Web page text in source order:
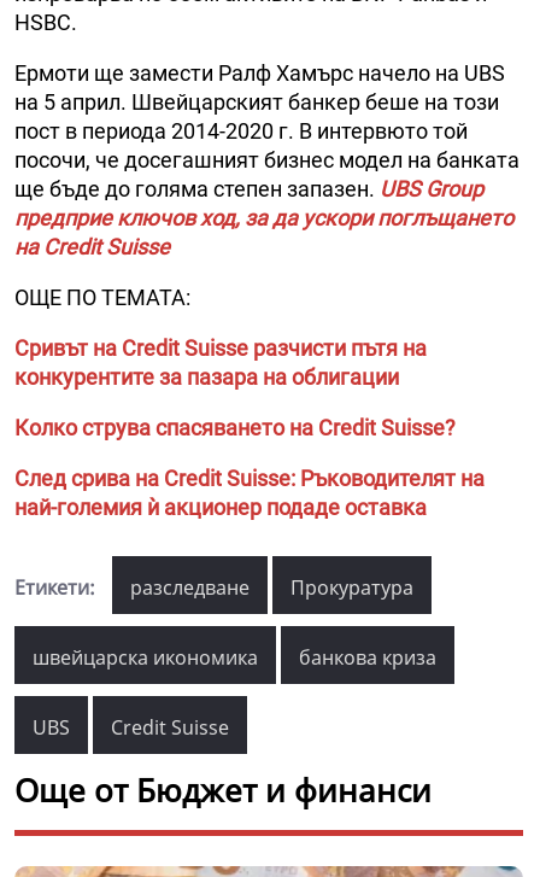
HSBC.
Ермоти ще замести Ралф Хамърс начело на UBS
на 5 април. Швейцарският банкер беше на този
пост в периода 2014-2020 г. В интервюто той
посочи, че досегашният бизнес модел на банката
ще бъде до голяма степен запазен. UBS Group
предприе ключов ход, за да ускори поглъщането
на Credit Suisse
ОЩЕ ПО ТЕМАТА:
Сривът на Credit Suisse разчисти пътя на
конкурентите за пазара на облигации
Колко струва спасяването на Credit Suisse?
След срива на Credit Suisse: Ръководителят на
най-големия ѝ акционер подаде оставка
Етикети: разследване Прокуратура
швейцарска икономика банкова криза
UBS Credit Suisse
Още от Бюджет и финанси